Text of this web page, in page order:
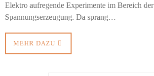
Elektro aufregende Experimente im Bereich der
Spannungserzeugung. Da sprang…
MEHR DAZU